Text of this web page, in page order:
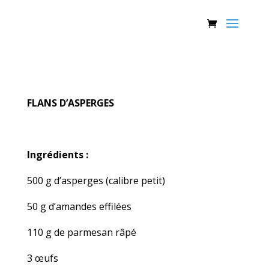
FLANS D’ASPERGES
Ingrédients :
500 g d’asperges (calibre petit)
50 g d’amandes effilées
110 g de parmesan râpé
3 œufs